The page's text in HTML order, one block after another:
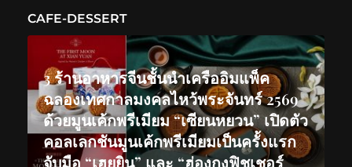
CAFE-DESSERT
3 ร้านอาหารจีนชั้นนำเครืออิมแพ็ค
ฉลองเทศกาลมงคลไหว้พระจันทร์ 2569
ด้วยมูนเค้กพรีเมียม “เซียนหยวน” เปิดตัว
คอลเลกชันมูนเค้กพรีเมียมเป็นครั้งแรก
จับมือ “เฮยยิน” และ “ฮ่องกงฟิชเชอร์